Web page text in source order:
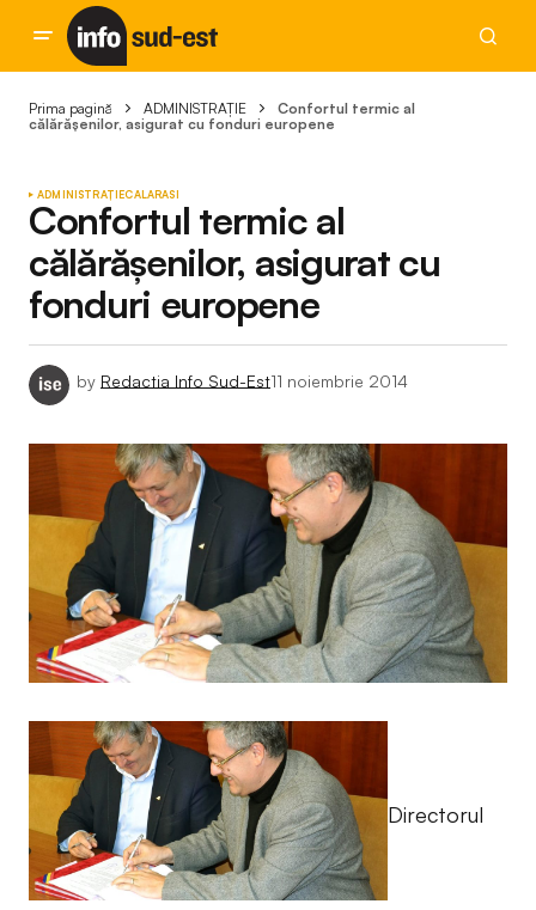
Prima pagină ADMINISTRAȚIE
Confortul termic al
călărășenilor, asigurat cu fonduri europene
ADMINISTRAȚIECALARASI
Confortul termic al
călărășenilor, asigurat cu
fonduri europene
by Redactia Info Sud-Est11 noiembrie 2014
Directorul